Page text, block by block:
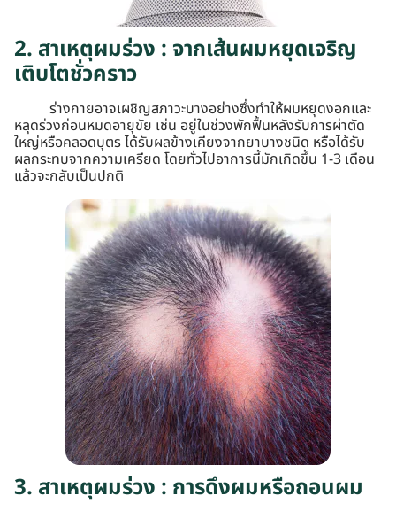
2. สาเหตุผมร่วง : จากเส้นผมหยุดเจริญ
เติบโตชั่วคราว
ร่างกายอาจเผชิญสภาวะบางอย่างซึ่งทำให้ผมหยุดงอกและ
หลุดร่วงก่อนหมดอายุขัย เช่น อยู่ในช่วงพักฟื้นหลังรับการผ่าตัด
ใหญ่หรือคลอดบุตร ได้รับผลข้างเคียงจากยาบางชนิด หรือได้รับ
ผลกระทบจากความเครียด โดยทั่วไปอาการนี้มักเกิดขึ้น 1-3 เดือน
แล้วจะกลับเป็นปกติ
3. สาเหตุผมร่วง : การดึงผมหรือถอนผม